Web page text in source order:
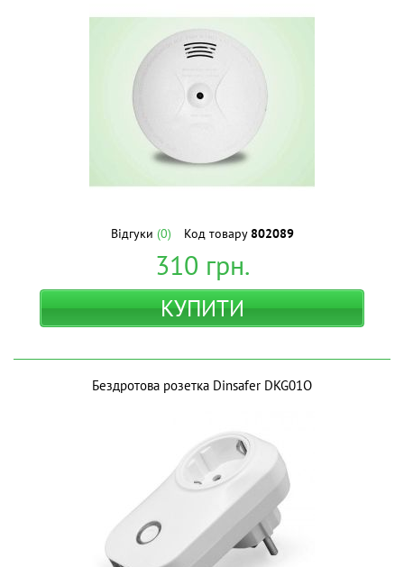
Відгуки (0) Код товару802089
310 грн.
КУПИТИ
Бездротова розетка Dinsafer DKG01O